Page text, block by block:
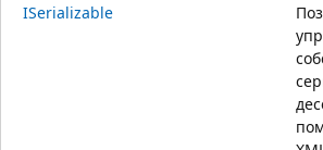
ISerializable